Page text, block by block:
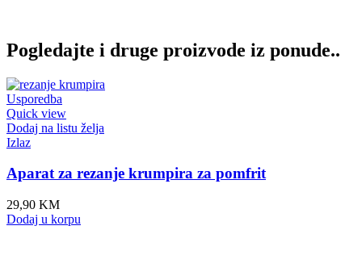
Pogledajte i druge proizvode iz ponude..
Usporedba
Quick view
Dodaj na listu želja
Izlaz
Aparat za rezanje krumpira za pomfrit
29,90 KM
Dodaj u korpu